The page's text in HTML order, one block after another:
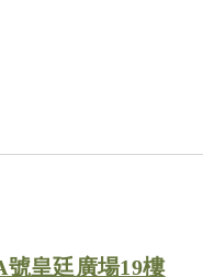
號皇廷廣場19樓